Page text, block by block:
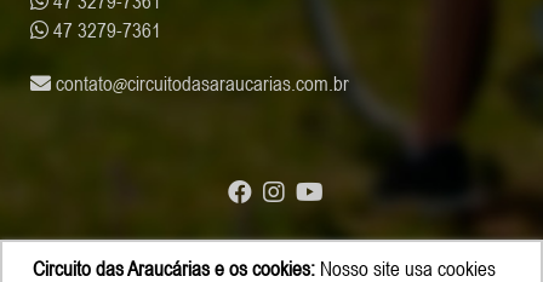
47 3279-7361
contato circuitodasaraucarias.com.br
© Copyright 2026 - Circuito das Araucárias
Circuito das Araucárias e os cookies: Nosso site usa cookies